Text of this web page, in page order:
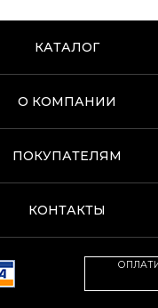
КАТАЛОГ
О КОМПАНИИ
ПОКУПАТЕЛЯМ
КОНТАКТЫ